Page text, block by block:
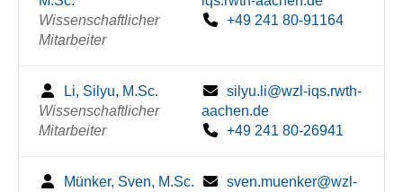
Wissenschaftlicher
Mitarbeiter
+49 241 80-91164
Li, Silyu, M.Sc.
Wissenschaftlicher
Mitarbeiter
silyu.li@wzl-iqs.rwth-
aachen.de
+49 241 80-26941
Münker, Sven, M.Sc.
sven.muenker@wzl-